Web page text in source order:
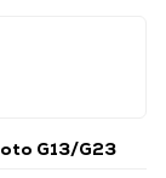
G13/G23